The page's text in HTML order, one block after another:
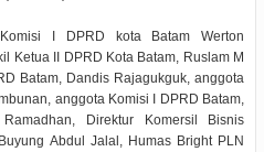
I DPRD kota Batam Werton
Ketua II DPRD Kota Batam, Ruslam M
Batam, Dandis Rajagukguk, anggota
anggota Komisi I DPRD Batam,
Direktur Komersil Bisnis
Abdul Jalal, Humas Bright PLN